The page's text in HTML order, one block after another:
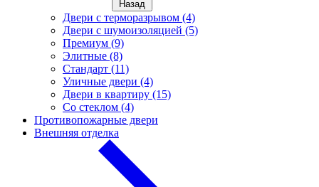
Назад
Двери с терморазрывом (4)
Двери с шумоизоляцией (5)
Премиум (9)
Элитные (8)
Стандарт (11)
Уличные двери (4)
Двери в квартиру (15)
Cо стеклом (4)
Противопожарные двери
Внешняя отделка